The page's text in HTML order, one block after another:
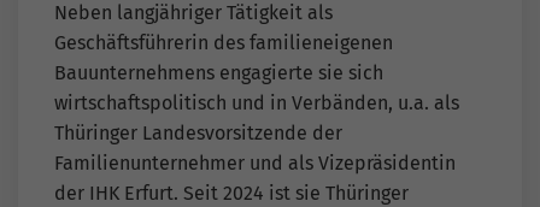
Neben langjähriger Tätigkeit als
Geschäftsführerin des familieneigenen
Bauunternehmens engagierte sie sich
wirtschaftspolitisch und in Verbänden, u.a. als
Thüringer Landesvorsitzende der
Familienunternehmer und als Vizepräsidentin
der IHK Erfurt. Seit 2024 ist sie Thüringer